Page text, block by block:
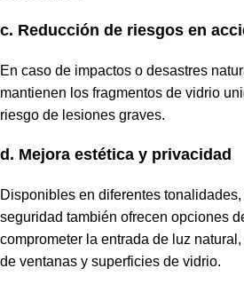
c. Reducción de riesgos en
En caso de impactos o desastres
mantienen los fragmentos de vidrio
riesgo de lesiones graves.
d. Mejora estética y privacidad
Disponibles en diferentes
seguridad también ofrecen opciones
comprometer la entrada de luz
de ventanas y superficies de vidrio.